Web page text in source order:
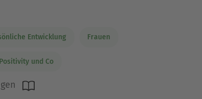
Entwicklung Frauen
und Co